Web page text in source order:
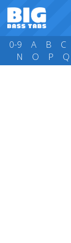
0-9 A B C
N
O P Q